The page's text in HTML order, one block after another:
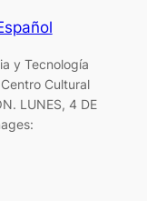
y Tecnología
Cultural
LUNES, 4 DE